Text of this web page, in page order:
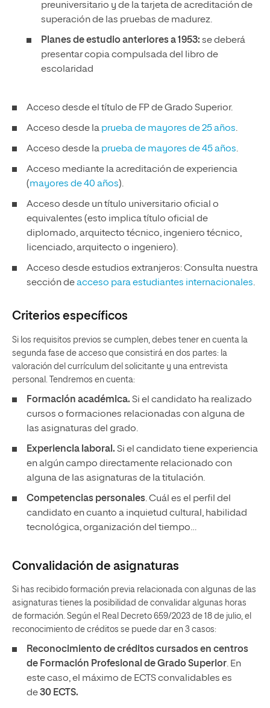
preuniversitario y de la tarjeta de acreditación de
superación de las pruebas de madurez.
Planes de estudio anteriores a 1953: se deberá
presentar copia compulsada del libro de
escolaridad
Acceso desde el título de FP de Grado Superior.
Acceso desde la prueba de mayores de 25 años.
Acceso desde la prueba de mayores de 45 años.
Acceso mediante la acreditación de experiencia
(mayores de 40 años).
Acceso desde un título universitario oficial o
equivalentes (esto implica título oficial de
diplomado, arquitecto técnico, ingeniero técnico,
licenciado, arquitecto o ingeniero).
Acceso desde estudios extranjeros: Consulta nuestra
sección deacceso para estudiantes internacionales.
Criterios específicos
Si los requisitos previos se cumplen, debes tener en cuenta la
segunda fase de acceso que consistirá en dos partes: la
valoración del currículum del solicitante y una entrevista
personal. Tendremos en cuenta:
Formación académica. Si el candidato ha realizado
cursos o formaciones relacionadas con alguna de
las asignaturas del grado.
Experiencia laboral. Si el candidato tiene experiencia
en algún campo directamente relacionado con
alguna de las asignaturas de la titulación.
Competencias personales. Cuál es el perfil del
candidato en cuanto a inquietud cultural, habilidad
tecnológica, organización del tiempo…
Convalidación de asignaturas
Si has recibido formación previa relacionada con algunas de las
asignaturas tienes la posibilidad de convalidar algunas horas
de formación. Según el Real Decreto 659/2023 de 18 de julio, el
reconocimiento de créditos se puede dar en 3 casos:
Reconocimiento de créditos cursados en centros
de Formación Profesional de Grado Superior. En
este caso, el máximo de ECTS convalidables es
de30 ECTS.